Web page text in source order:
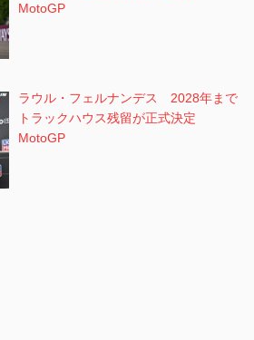
MotoGP
ラウル・フェルナンデス 2028年まで
トラックハウス残留が正式決定
MotoGP